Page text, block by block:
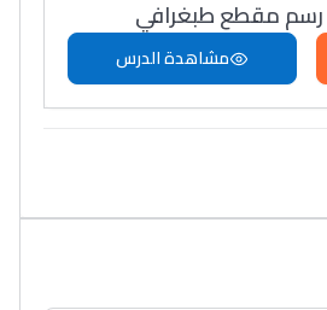
رسم مقطع طبغرافي
مشاهدة الدرس